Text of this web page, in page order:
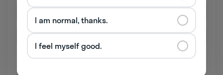
Даю согласие на обработку персональных данных
I am normal, thanks.
I feel myself good.